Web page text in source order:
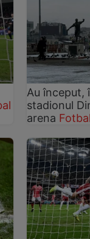
Au început,
stadionul
arena